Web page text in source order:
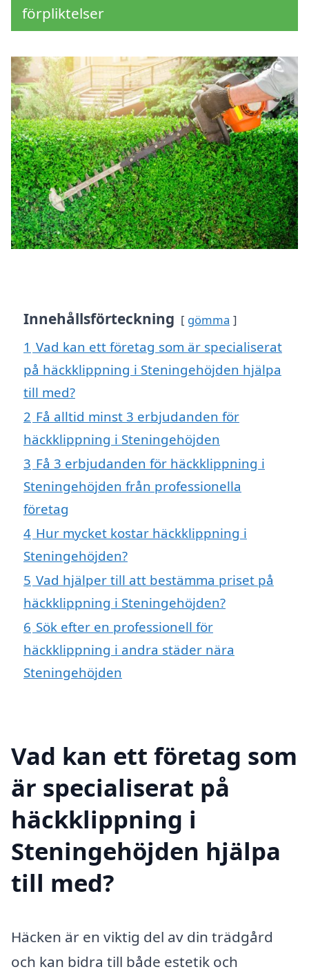
förpliktelser
Innehållsförteckning gömma
1 Vad kan ett företag som är specialiserat
på häckklippning i Steningehöjden hjälpa
till med?
2 Få alltid minst 3 erbjudanden för
häckklippning i Steningehöjden
3 Få 3 erbjudanden för häckklippning i
Steningehöjden från professionella
företag
4 Hur mycket kostar häckklippning i
Steningehöjden?
5 Vad hjälper till att bestämma priset på
häckklippning i Steningehöjden?
6 Sök efter en professionell för
häckklippning i andra städer nära
Steningehöjden
Vad kan ett företag som
är specialiserat på
häckklippning i
Steningehöjden hjälpa
till med?
Häcken är en viktig del av din trädgård
och kan bidra till både estetik och